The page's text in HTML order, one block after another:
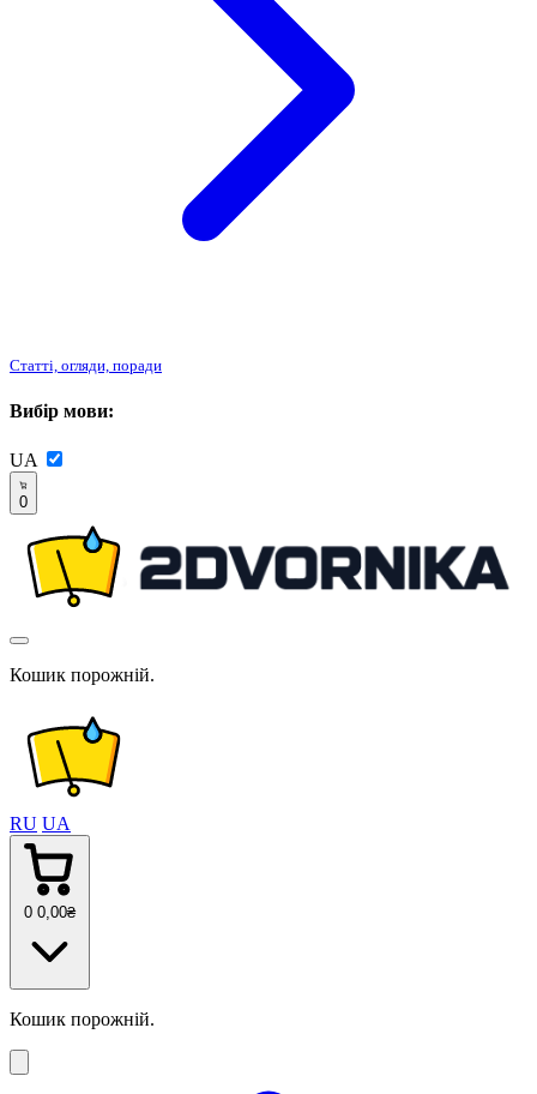
Статті, огляди, поради
Вибір мови:
UA
0
Кошик порожній.
RU UA
0 0 ,00₴
Кошик порожній.